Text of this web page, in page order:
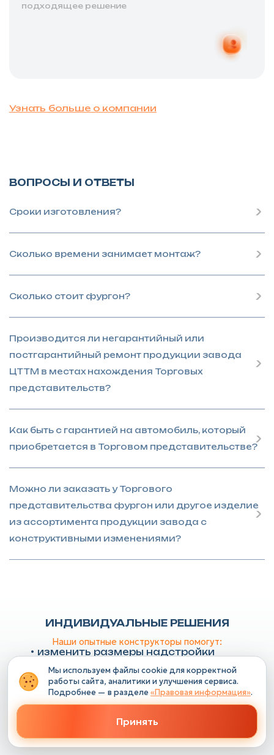
подходящее решение
Узнать больше о компании
ВОПРОСЫ И ОТВЕТЫ
Сроки изготовления?
Сколько времени занимает монтаж?
Сколько стоит фургон?
Производится ли негарантийный или
постгарантийный ремонт продукции завода
ЦТТМ в местах нахождения Торговых
представительств?
Как быть с гарантией на автомобиль, который
приобретается в Торговом представительстве?
Можно ли заказать у Торгового
представительства фургон или другое изделие
из ассортимента продукции завода с
конструктивными изменениями?
ИНДИВИДУАЛЬНЫЕ РЕШЕНИЯ
Наши опытные конструкторы помогут:
изменить размеры надстройки
сделать фургон более высоким
или длинным
(в рамках ОТТС (одобрения типа транспортного
средства))
(освещение, доп. двери и пр., улучшенную фурнитуру)
изменить материал пола
Мы используем файлы cookie для корректной
работы сайта, аналитики и улучшения сервиса.
Подробнее — в разделе«Правовая информация».
Принять